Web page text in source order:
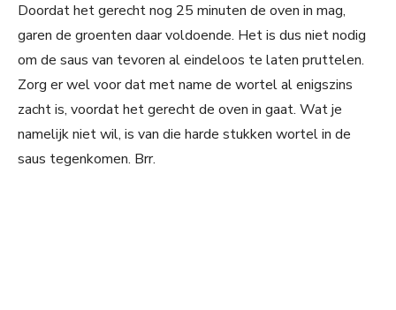
Doordat het gerecht nog 25 minuten de oven in mag,
garen de groenten daar voldoende. Het is dus niet nodig
om de saus van tevoren al eindeloos te laten pruttelen.
Zorg er wel voor dat met name de wortel al enigszins
zacht is, voordat het gerecht de oven in gaat. Wat je
namelijk niet wil, is van die harde stukken wortel in de
saus tegenkomen. Brr.